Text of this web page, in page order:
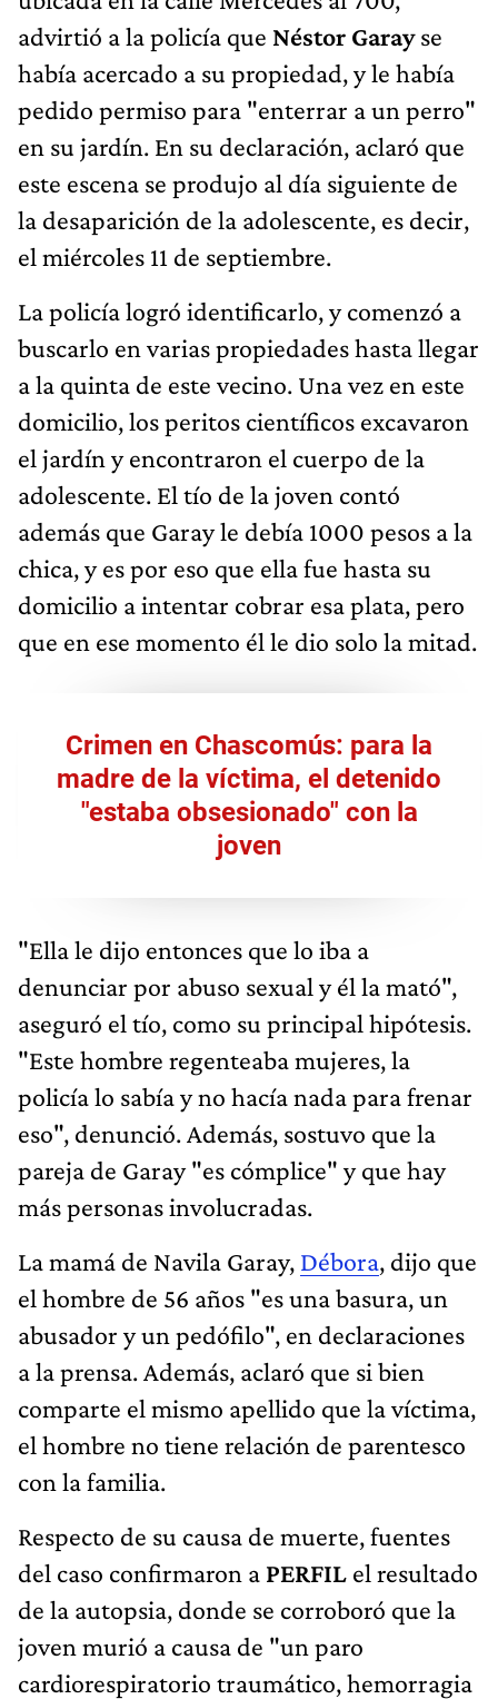
advirtió a la policía que Néstor Garayse
había acercado a su propiedad, y le había
pedido permiso para "enterrar a un perro"
en su jardín. En su declaración, aclaró que
este escena se produjo al día siguiente de
la desaparición de la adolescente, es decir,
el miércoles 11 de septiembre.
La policía logró identificarlo, y comenzó a
buscarlo en varias propiedades hasta llegar
a la quinta de este vecino. Una vez en este
domicilio, los peritos científicos excavaron
el jardín y encontraron el cuerpo de la
adolescente. El tío de la joven contó
además que Garay le debía 1000 pesos a la
chica, y es por eso que ella fue hasta su
domicilio a intentar cobrar esa plata, pero
que en ese momento él le dio solo la mitad.
Crimen en Chascomús: para la
madre de la víctima, el detenido
"estaba obsesionado" con la
joven
"Ella le dijo entonces que lo iba a
denunciar por abuso sexual y él la mató",
aseguró el tío, como su principal hipótesis.
"Este hombre regenteaba mujeres, la
policía lo sabía y no hacía nada para frenar
eso", denunció. Además, sostuvo que la
pareja de Garay "es cómplice" y que hay
más personas involucradas.
La mamá de Navila Garay, Débora, dijo que
el hombre de 56 años "es una basura, un
abusador y un pedófilo", en declaraciones
a la prensa. Además, aclaró que si bien
comparte el mismo apellido que la víctima,
el hombre no tiene relación de parentesco
con la familia.
Respecto de su causa de muerte, fuentes
del caso confirmaron a PERFIL el resultado
de la autopsia, donde se corroboró que la
joven murió a causa de "un paro
cardiorespiratorio traumático, hemorragia